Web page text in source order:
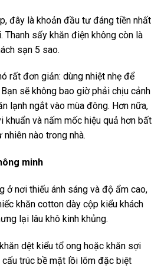
đây là khoản đầu tư đáng tiền nhất
Thanh sấy khăn điện không còn là
sạn 5 sao.
rất đơn giản: dùng nhiệt nhẹ để
sẽ không bao giờ phải chịu cảnh
lạnh ngắt vào mùa đông. Hơn nữa,
và nấm mốc hiệu quả hơn bất
nào trong nhà.
minh
ở nơi thiếu ánh sáng và độ ẩm cao,
khăn cotton dày cộp kiểu khách
lại lâu khô kinh khủng.
dệt kiểu tổ ong hoặc khăn sợi
trúc bề mặt lồi lõm đặc biệt